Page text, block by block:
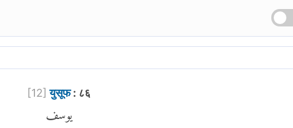
[12] युसूफ: ८६
يوسف